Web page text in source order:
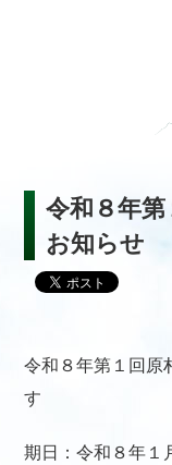
令和８年
お知らせ
令和８年第１回原
す
期日：令和８年１